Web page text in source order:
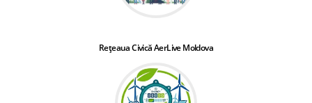
Rețeaua Civică AerLive Moldova